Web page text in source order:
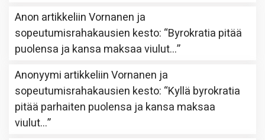
Anon artikkeliinVornanen ja
sopeutumisrahakausien kesto: “Byrokratia pitää
puolensa ja kansa maksaa viulut…”
Anonyymi artikkeliinVornanen ja
sopeutumisrahakausien kesto: “Kyllä byrokratia
pitää parhaiten puolensa ja kansa maksaa
viulut…”